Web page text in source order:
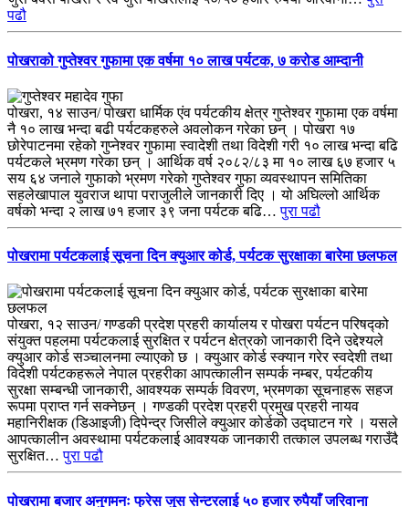
पढौ
पोखराको गुप्तेश्वर गुफामा एक वर्षमा १० लाख पर्यटक, ७ करोड आम्दानी
पोखरा, १४ साउन/ पोखरा धार्मिक एंव पर्यटकीय क्षेत्र गुप्तेश्वर गुफामा एक वर्षमा
नै १० लाख भन्दा बढी पर्यटकहरुले अवलोकन गरेका छन् । पोखरा १७
छोरेपाटनमा रहेको गुप्नेश्वर गुफामा स्वादेशी तथा विदेशी गरी १० लाख भन्दा बढि
पर्यटकले भ्रमण गरेका छन् । आर्थिक वर्ष २०८२/८३ मा १० लाख ६७ हजार ५
सय ६४ जनाले गुफाको भ्रमण गरेको गुप्तेश्वर गुफा व्यवस्थापन समितिका
सहलेखापाल युवराज थापा पराजुलीले जानकारी दिए । यो अघिल्लो आर्थिक
वर्षको भन्दा २ लाख ७१ हजार ३९ जना पर्यटक बढि…पुरा पढौ
पोखरामा पर्यटकलाई सूचना दिन क्युआर कोर्ड, पर्यटक सुरक्षाका बारेमा छलफल
पोखरा, १२ साउन/ गण्डकी प्रदेश प्रहरी कार्यालय र पोखरा पर्यटन परिषद्को
संयुक्त पहलमा पर्यटकलाई सुरक्षित र पर्यटन क्षेत्रको जानकारी दिने उद्देश्यले
क्युआर कोर्ड सञ्चालनमा ल्याएको छ । क्युआर कोर्ड स्क्यान गरेर स्वदेशी तथा
विदेशी पर्यटकहरूले नेपाल प्रहरीका आपत्कालीन सम्पर्क नम्बर, पर्यटकीय
सुरक्षा सम्बन्धी जानकारी, आवश्यक सम्पर्क विवरण, भ्रमणका सूचनाहरू सहज
रूपमा प्राप्त गर्न सक्नेछन् । गण्डकी प्रदेश प्रहरी प्रमुख प्रहरी नायव
महानिरीक्षक (डिआइजी) दिपेन्द्र जिसीले क्युआर कोर्डको उद्घाटन गरे । यसले
आपत्कालीन अवस्थामा पर्यटकलाई आवश्यक जानकारी तत्काल उपलब्ध गराउँदै
सुरक्षित…पुरा पढौ
पोखरामा बजार अनुगमनः फ्रेस जुस सेन्टरलाई ५० हजार रुपैयाँ जरिवाना